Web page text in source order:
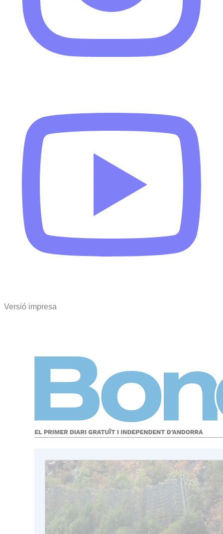
Versió impresa